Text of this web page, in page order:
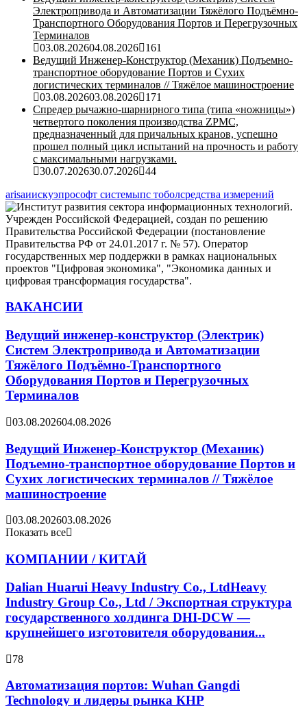
Электропривода и Автоматизации Тяжёлого Подъёмно-
Транспортного Оборудования Портов и Перегрузочных
Терминалов
03.08.202604.08.2026
161
Ведущий Инженер-Конструктор (Механик) Подъемно-
транспортное оборудование Портов и Сухих
логистических терминалов // Тяжёлое машиностроение
03.08.202603.08.2026
171
Спредер рычажно-шарнирного типа (типа «ножницы»)
четвертого поколения производства ZPMC,
предназначенный для причальных кранов, успешно
прошел полный цикл испытаний на прочность и работу
с максимальными нагрузками.
30.07.202630.07.2026 44
arisаиискуэпрософт системыпс тоболсредства измерений
ВАКАНСИИ
Ведущий инженер-конструктор (Электрик)
Систем Электропривода и Автоматизации
Тяжёлого Подъёмно-Транспортного
Оборудования Портов и Перегрузочных
Терминалов
03.08.202604.08.2026
Ведущий Инженер-Конструктор (Механик)
Подъемно-транспортное оборудование Портов и
Сухих логистических терминалов // Тяжёлое
машиностроение
03.08.202603.08.2026
Показать все
КОМПАНИИ / КИТАЙ
Dalian Huarui Heavy Industry Co., LtdHeavy
Industry Group Co., Ltd / Экспортная структура
государственного холдинга DHI-DCW —
крупнейшего изготовителя оборудования...
78
Автоматизация портов: Wuhan Gangdi
Technology и лидеры рынка КНР